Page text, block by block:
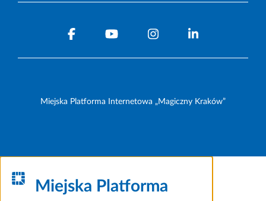
Miejska Platforma Internetowa „Magiczny Kraków”
Miejska Platforma